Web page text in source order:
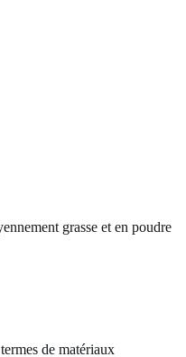
grasse et en poudre
de matériaux